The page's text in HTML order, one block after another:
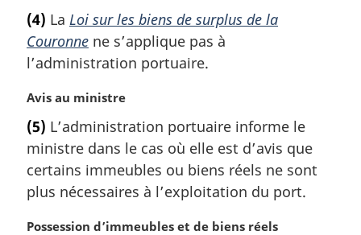
t
e
m
r
i
n
a
e
:
(4) La Loi sur les biens de surplus de la
Couronne ne s’applique pas à
l’administration portuaire.
N
t
e
m
a
r
g
Avis au ministre
(5) L’administration portuaire informe le
ministre dans le cas où elle est d’avis que
certains immeubles ou biens réels ne sont
plus nécessaires à l’exploitation du port.
N
Possession d’immeubles et de biens réels